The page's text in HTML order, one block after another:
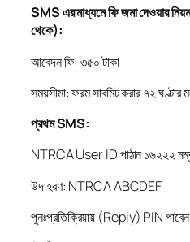
SMS এর মাধ্যমে ফি জমা দেওয়ার
থেকে):
আবেদন ফি: ৩৫০ টাকা
সময়সীমা: ফরম সাবমিট করার ৭২ ঘণ্টার
প্রথম SMS:
NTRCA User ID পাঠান ১৬২২২
উদাহরণ: NTRCA ABCDEF
পুনঃপ্রতিক্রিয়ায় (Reply) PIN